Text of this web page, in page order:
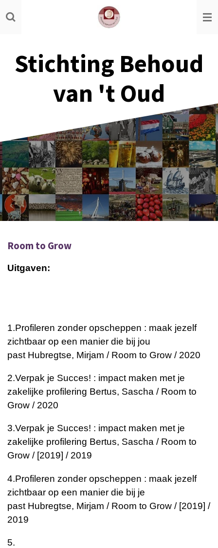
Ga
direct
hoofdinhoud
Stichting Behoud
van 't Oud
Room to Grow
Uitgaven:
1.Profileren zonder opscheppen : maak jezelf
zichtbaar op een manier die bij jou
past Hubregtse, Mirjam / Room to Grow / 2020
2.Verpak je Succes! : impact maken met je
zakelijke profilering Bertus, Sascha / Room to
Grow / 2020
3.Verpak je Succes! : impact maken met je
zakelijke profilering Bertus, Sascha / Room to
Grow / [2019] / 2019
4.Profileren zonder opscheppen : maak jezelf
zichtbaar op een manier die bij je
past Hubregtse, Mirjam / Room to Grow / [2019] /
2019
5.